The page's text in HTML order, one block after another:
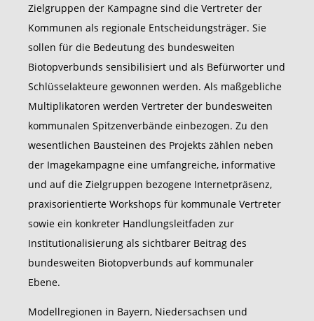
Zielgruppen der Kampagne sind die Vertreter der
Kommunen als regionale Entscheidungsträger. Sie
sollen für die Bedeutung des bundesweiten
Biotopverbunds sensibilisiert und als Befürworter und
Schlüsselakteure gewonnen werden. Als maßgebliche
Multiplikatoren werden Vertreter der bundesweiten
kommunalen Spitzenverbände einbezogen. Zu den
wesentlichen Bausteinen des Projekts zählen neben
der Imagekampagne eine umfangreiche, informative
und auf die Zielgruppen bezogene Internetpräsenz,
praxisorientierte Workshops für kommunale Vertreter
sowie ein konkreter Handlungsleitfaden zur
Institutionalisierung als sichtbarer Beitrag des
bundesweiten Biotopverbunds auf kommunaler
Ebene.
Modellregionen in Bayern, Niedersachsen und